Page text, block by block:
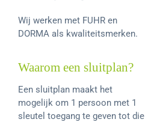
Wij werken met FUHR en
DORMA als kwaliteitsmerken.
Waarom een sluitplan?
Een sluitplan maakt het
mogelijk om 1 persoon met 1
sleutel toegang te geven tot die